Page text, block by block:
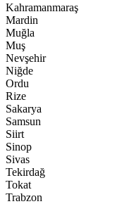
Kahramanmaraş
Mardin
Muğla
Muş
Nevşehir
Niğde
Ordu
Rize
Sakarya
Samsun
Siirt
Sinop
Sivas
Tekirdağ
Tokat
Trabzon